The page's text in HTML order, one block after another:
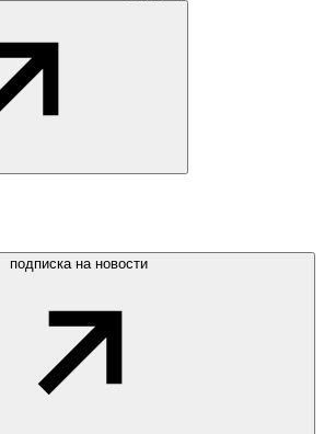
подписка на новости